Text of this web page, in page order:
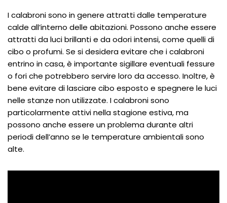
I calabroni sono in genere attratti dalle temperature
calde all’interno delle abitazioni. Possono anche essere
attratti da luci brillanti e da odori intensi, come quelli di
cibo o profumi. Se si desidera evitare che i calabroni
entrino in casa, è importante sigillare eventuali fessure
o fori che potrebbero servire loro da accesso. Inoltre, è
bene evitare di lasciare cibo esposto e spegnere le luci
nelle stanze non utilizzate. I calabroni sono
particolarmente attivi nella stagione estiva, ma
possono anche essere un problema durante altri
periodi dell’anno se le temperature ambientali sono
alte.